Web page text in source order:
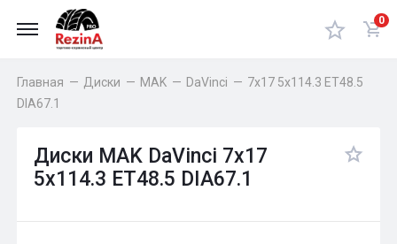
0
Главная — Диски — MAK — DaVinci — 7x17 5x114.3 ET48.5
DIA67.1
Диски MAK DaVinci 7x17
5x114.3 ET48.5 DIA67.1